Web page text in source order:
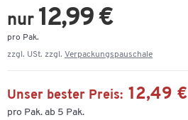
nur 12,99 €
pro Pak.
zzgl. USt. zzgl. Verpackungspauschale
Unser bester Preis: 12,49 €
pro Pak. ab 5 Pak.